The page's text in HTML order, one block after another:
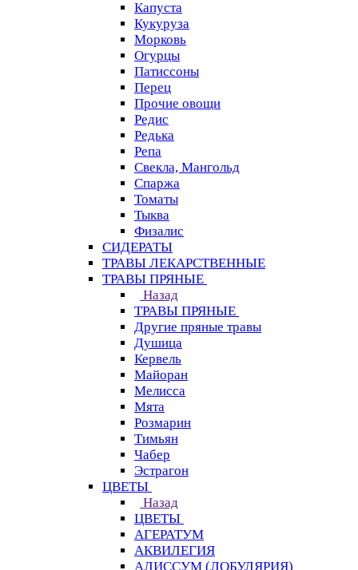
Капуста
Кукуруза
Морковь
Огурцы
Патиссоны
Перец
Прочие овощи
Редис
Редька
Репа
Свекла, Мангольд
Спаржа
Томаты
Тыква
Физалис
СИДЕРАТЫ
ТРАВЫ ЛЕКАРСТВЕННЫЕ
ТРАВЫ ПРЯНЫЕ
Назад
ТРАВЫ ПРЯНЫЕ
Другие пряные травы
Душица
Кервель
Майоран
Мелисса
Мята
Розмарин
Тимьян
Чабер
Эстрагон
ЦВЕТЫ
Назад
ЦВЕТЫ
АГЕРАТУМ
АКВИЛЕГИЯ
АЛИССУМ (ЛОБУЛЯРИЯ)